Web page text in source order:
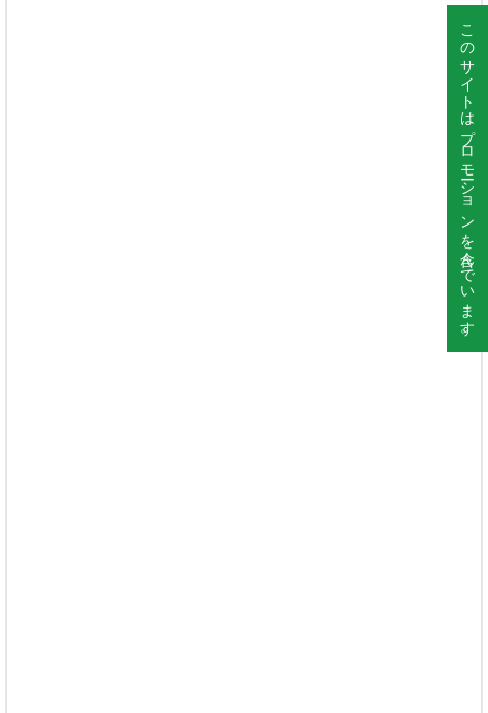
このサイトはプロモーションを含んでいます。